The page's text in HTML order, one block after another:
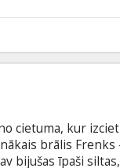
cietuma, kur
brālis
bijušas īpaši